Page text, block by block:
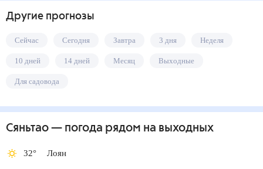
Другие прогнозы
Сейчас Сегодня Завтра 3 дня Неделя
10 дней 14 дней Месяц Выходные
Для садовода
Сяньтао— погода рядом на выходных
32° Лоян